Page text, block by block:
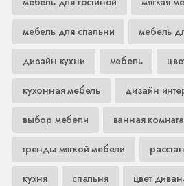
мебель для спальни мебель
дизайн кухни мебель
кухонная мебель дизайн
выбор мебели ванная комната
тренды мягкой мебели
кухня спальня цвет